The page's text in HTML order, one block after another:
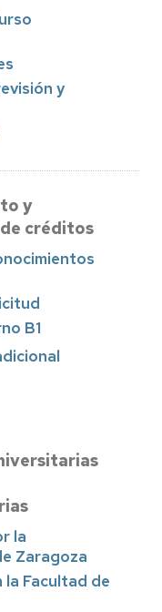
y
y
créditos
B1
la
Zaragoza
la Facultad de